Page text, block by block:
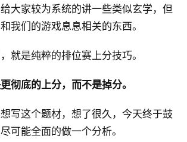
大家较为系统的讲一些类似玄学，但
我们的游戏息息相关的东西。
就是纯粹的排位赛上分技巧。
彻底的上分，而不是掉分。
写这个题材，想了很久，今天终于鼓
可能全面的做一个分析。